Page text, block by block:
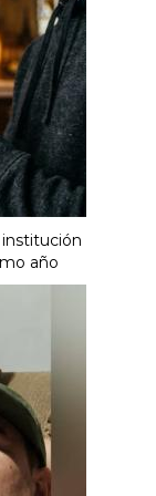
año